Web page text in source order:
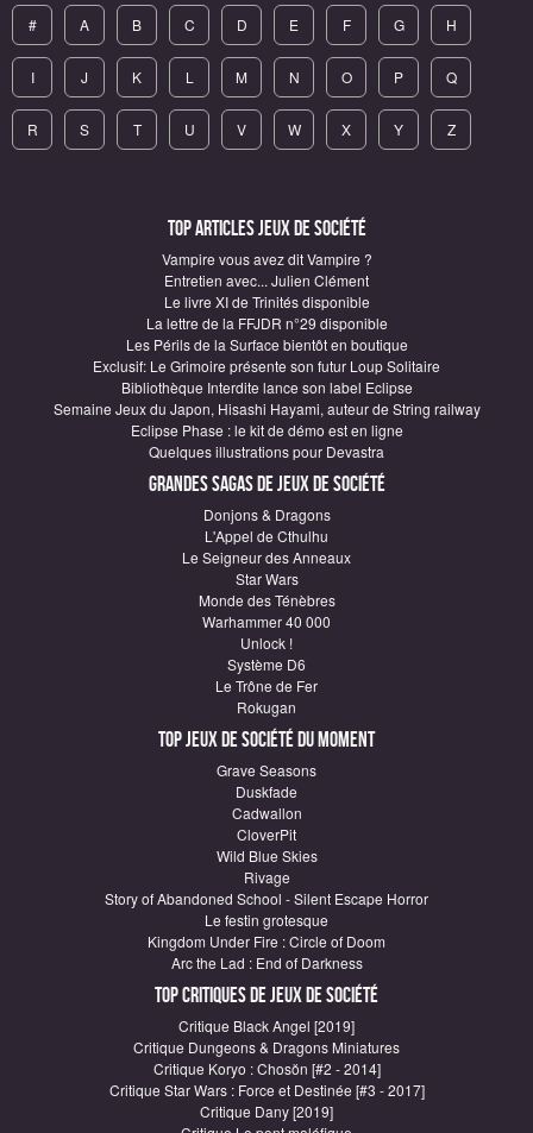
# A B C D E F G H
I J K L M N O P Q
R S T U V W X Y Z
Top articles Jeux de société
Vampire vous avez dit Vampire ?
Entretien avec... Julien Clément
Le livre XI de Trinités disponible
La lettre de la FFJDR n°29 disponible
Les Périls de la Surface bientôt en boutique
Exclusif: Le Grimoire présente son futur Loup Solitaire
Bibliothèque Interdite lance son label Eclipse
Semaine Jeux du Japon, Hisashi Hayami, auteur de String railway
Eclipse Phase : le kit de démo est en ligne
Quelques illustrations pour Devastra
Grandes sagas de Jeux de société
Donjons & Dragons
L'Appel de Cthulhu
Le Seigneur des Anneaux
Star Wars
Monde des Ténèbres
Warhammer 40 000
Unlock !
Système D6
Le Trône de Fer
Rokugan
Top Jeux de société du moment
Grave Seasons
Duskfade
Cadwallon
CloverPit
Wild Blue Skies
Rivage
Story of Abandoned School - Silent Escape Horror
Le festin grotesque
Kingdom Under Fire : Circle of Doom
Arc the Lad : End of Darkness
Top critiques de Jeux de société
Critique Black Angel [2019]
Critique Dungeons & Dragons Miniatures
Critique Koryo : Chosŏn [#2 - 2014]
Critique Star Wars : Force et Destinée [#3 - 2017]
Critique Dany [2019]